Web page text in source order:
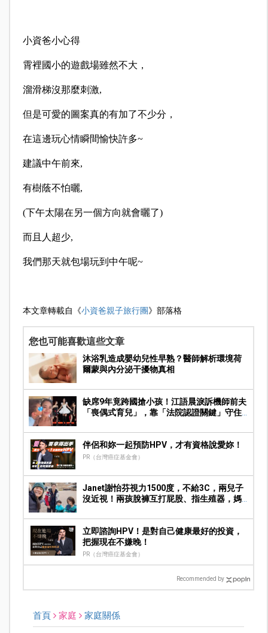
小資爸小心得
霄裡國小的遊戲場雖然不大，
溜滑梯沒那麼刺激,
但是可愛的圖案真的有加了不少分，
在這邊玩心情瞬間愉快許多~
建議中午前來,
有樹蔭不怕曬,
(下午太陽在另一個方向就會曬了)
而且人超少,
我們那天就包場玩到中午呢~
本文章轉載自《小資爸親子旅行團 》部落格
您也可能喜歡這些文章
沐浴乳造成嬰幼兒性早熟？醫師解析環境荷
爾蒙與內分泌干擾物真相
缺席9年竟跨國搶小孩！江語晨淚訴機師前夫
「喪偶式育兒」，靠「法院認證關鍵」守住
伴侶和妳一起預防HPV，才有資格說愛妳！
PR（台灣癌症基金會）
Janet謝怡芬視力1500度，不給3C，兩兒子
沒近視！兩孩脫褲互打屁股、指生殖器，媽
立即諮詢HPV！是對自己健康最好的投資，
把握現在不嫌晚！
PR（台灣癌症基金會）
Recommended by
首頁 家庭 家庭關係